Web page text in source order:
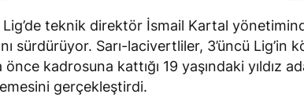
Lig’de teknik direktör İsmail Kartal
sürdürüyor. Sarı-lacivertliler, 3’üncü Lig’in
önce kadrosuna kattığı 19 yaşındaki yıldız
gerçekleştirdi.